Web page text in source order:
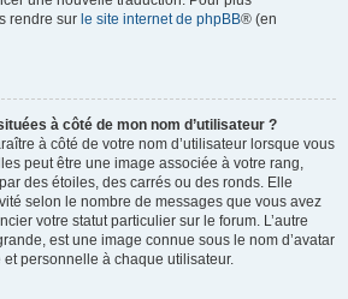
rendre sur le site internet de phpBB® (en
à côté de mon nom d’utilisateur ?
à côté de votre nom d’utilisateur lorsque vous
peut être une image associée à votre rang,
des étoiles, des carrés ou des ronds. Elle
selon le nombre de messages que vous avez
votre statut particulier sur le forum. L’autre
est une image connue sous le nom d’avatar
personnelle à chaque utilisateur.